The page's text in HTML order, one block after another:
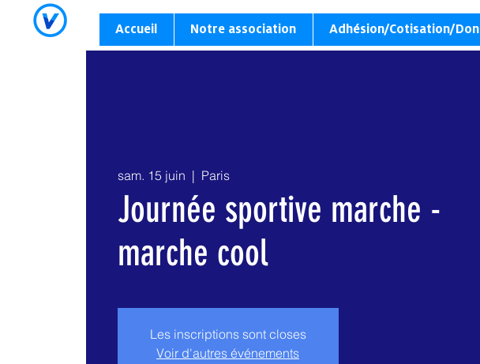
Accueil Notre association Adhésion/Cotisation/Don
sam. 15 juin
  |
Paris
Journée sportive marche -
marche cool
Les inscriptions sont closes
Voir d'autres événements